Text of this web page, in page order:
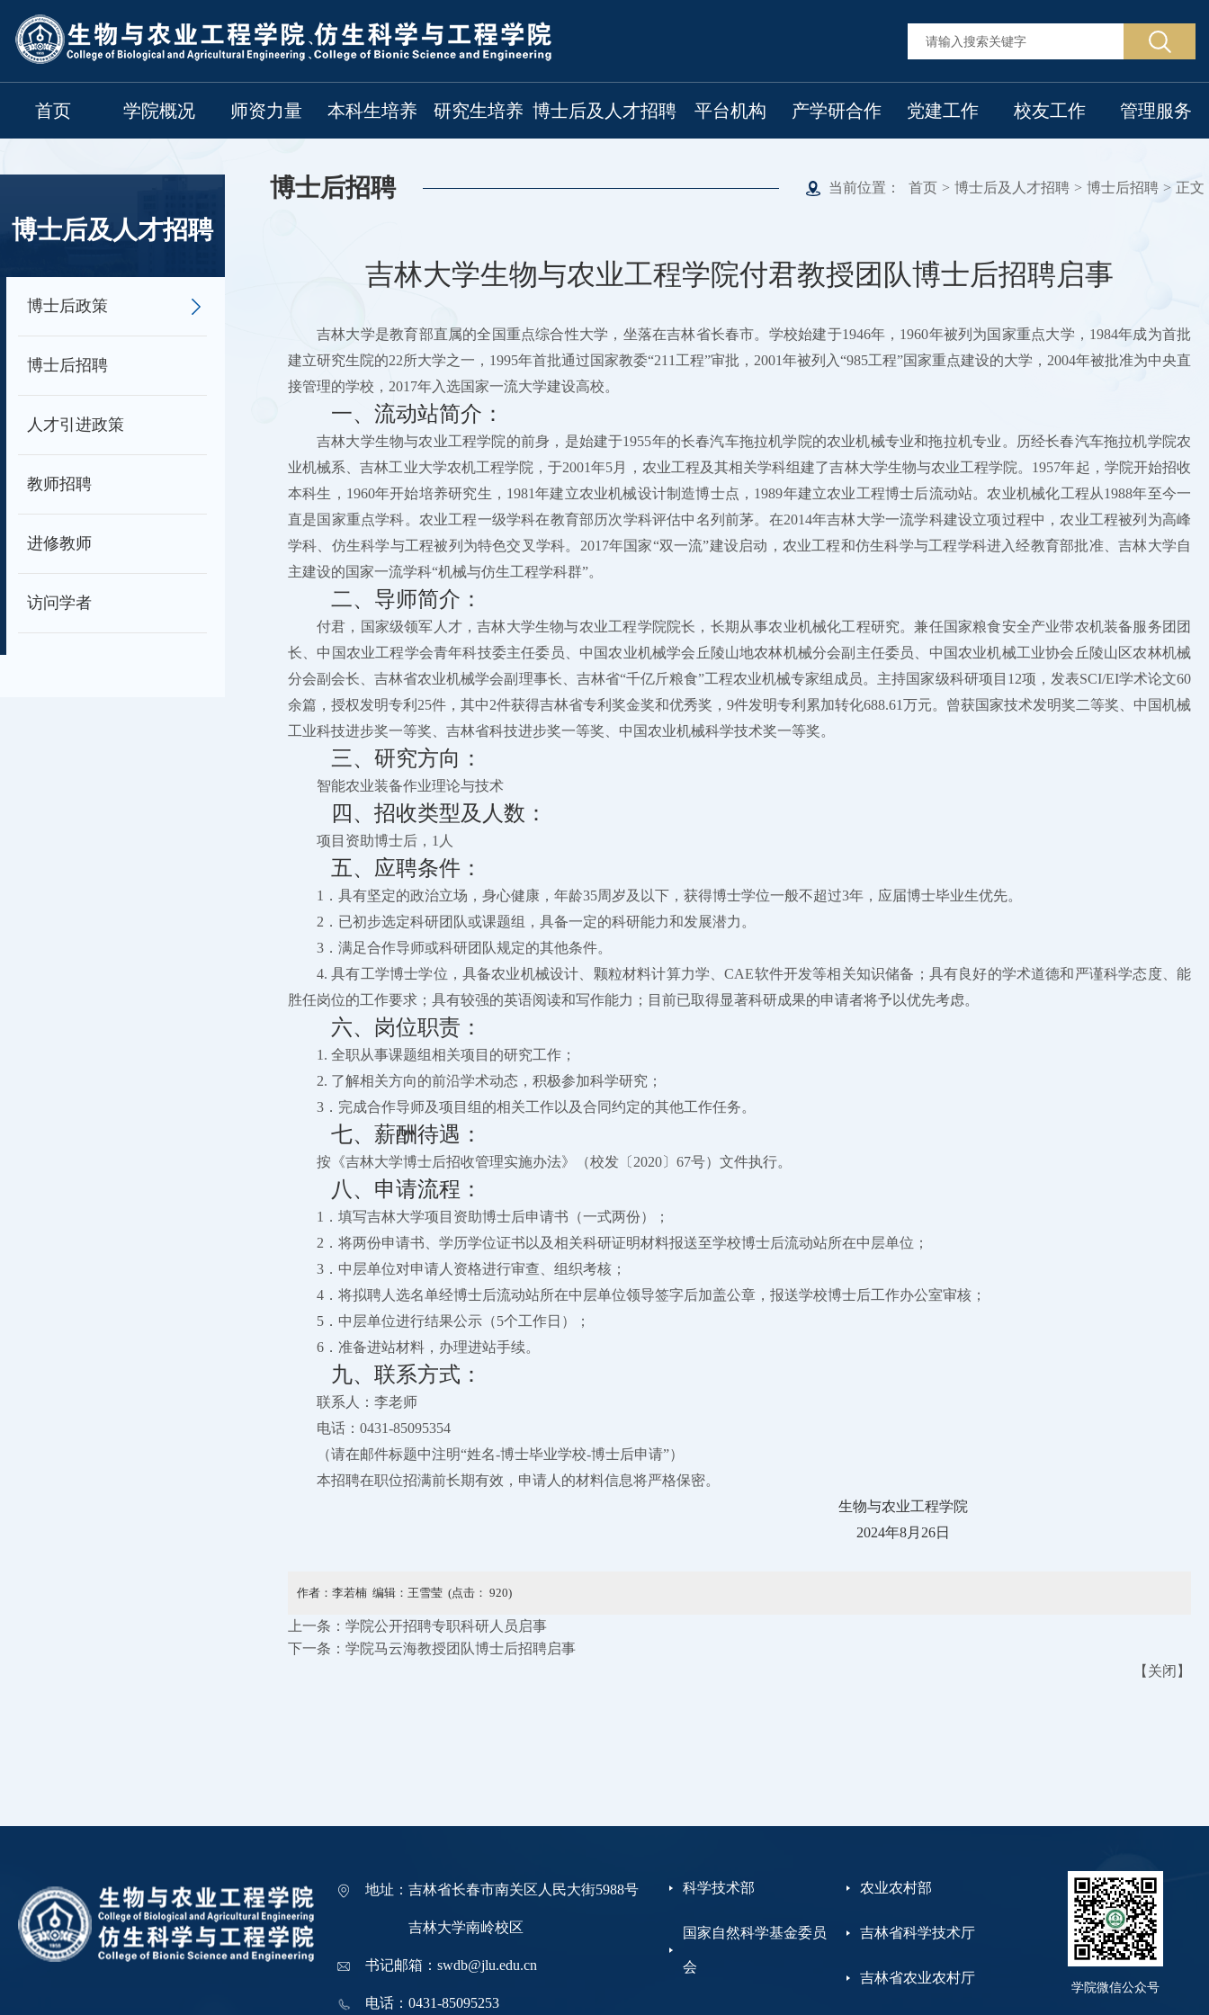
首页 学院概况 师资力量 本科生培养 研究生培养 博士后及人才招聘 平台机构 产学研合作 党建工作 校友工作 管理服务
博士后及人才招聘
博士后政策
博士后招聘
人才引进政策
教师招聘
进修教师
访问学者
博士后招聘 当前位置： 首页 > 博士后及人才招聘 > 博士后招聘 > 正文
吉林大学生物与农业工程学院付君教授团队博士后招聘启事
吉林大学是教育部直属的全国重点综合性大学，坐落在吉林省长春市。学校始建于1946年，1960年被列为国家重点大学，1984年成为首批
建立研究生院的22所大学之一，1995年首批通过国家教委“211工程”审批，2001年被列入“985工程”国家重点建设的大学，2004年被批准为中央直
接管理的学校，2017年入选国家一流大学建设高校。
一、流动站简介：
吉林大学生物与农业工程学院的前身，是始建于1955年的长春汽车拖拉机学院的农业机械专业和拖拉机专业。历经长春汽车拖拉机学院农
业机械系、吉林工业大学农机工程学院，于2001年5月，农业工程及其相关学科组建了吉林大学生物与农业工程学院。1957年起，学院开始招收
本科生，1960年开始培养研究生，1981年建立农业机械设计制造博士点，1989年建立农业工程博士后流动站。农业机械化工程从1988年至今一
直是国家重点学科。农业工程一级学科在教育部历次学科评估中名列前茅。在2014年吉林大学一流学科建设立项过程中，农业工程被列为高峰
学科、仿生科学与工程被列为特色交叉学科。2017年国家“双一流”建设启动，农业工程和仿生科学与工程学科进入经教育部批准、吉林大学自
主建设的国家一流学科“机械与仿生工程学科群”。
二、导师简介：
付君， 国家级领军人才 ，吉林大学生物与农业工程学院院长，长期从事农业机械化工程研究。兼任国家粮食安全产业带农机装备服务团团
长、中国农业工程学会青年科技委主任委员、中国农业机械学会丘陵山地农林机械分会副主任委员、中国农业机械工业协会丘陵山区农林机械
分会副会长、吉林省农业机械学会副理事长、吉林省“千亿斤粮食”工程农业机械专家组成员。主持国家级科研项目12项，发表SCI/EI学术论文60
余篇，授权发明专利25件，其中2件获得吉林省专利奖金奖和优秀奖，9件发明专利累加转化688.61万元。曾获国家技术发明奖二等奖、中国机械
工业科技进步奖一等奖、吉林省科技进步奖一等奖、中国农业机械科学技术奖一等奖。
三、研究方向：
智能农业装备作业理论与技术
四、招收类型及人数：
项目资助博士后，1人
五、应聘条件：
1．具有坚定的政治立场，身心健康，年龄35周岁及以下，获得博士学位一般不超过3年，应届博士毕业生优先。
2．已初步选定科研团队或课题组，具备一定的科研能力和发展潜力。
3．满足合作导师或科研团队规定的其他条件。
4. 具有工学博士学位，具备农业机械设计、颗粒材料计算力学、CAE软件开发等相关知识储备；具有良好的学术道德和严谨科学态度、能
胜任岗位的工作要求；具有较强的英语阅读和写作能力；目前已取得显著科研成果的申请者将予以优先考虑。
六、岗位职责：
1. 全职从事课题组相关项目的研究工作；
2. 了解相关方向的前沿学术动态，积极参加科学研究；
3．完成合作导师及项目组的相关工作以及合同约定的其他工作任务。
七、薪酬待遇：
按《吉林大学博士后招收管理实施办法》（校发〔2020〕67号）文件执行。
八、申请流程：
1．填写吉林大学项目资助博士后申请书（一式两份）；
2．将两份申请书、学历学位证书以及相关科研证明材料报送至学校博士后流动站所在中层单位；
3．中层单位对申请人资格进行审查、组织考核；
4．将拟聘人选名单经博士后流动站所在中层单位领导签字后加盖公章，报送学校博士后工作办公室审核；
5．中层单位进行结果公示（5个工作日）；
6．准备进站材料，办理进站手续。
九、联系方式：
联系人：李老师
电话：0431-85095354
（请在邮件标题中注明“姓名-博士毕业学校-博士后申请”）
本招聘在职位招满前长期有效，申请人的材料信息将严格保密。
生物与农业工程学院
2024年8月26日
作者：李若楠 编辑：王雪莹 (点击： 920)
上一条： 学院公开招聘专职科研人员启事
下一条： 学院马云海教授团队博士后招聘启事
【 关闭 】
地址：吉林省长春市南关区人民大街5988号
吉林大学南岭校区
书记邮箱：swdb@jlu.edu.cn
电话：0431-85095253
科学技术部 农业农村部
国家自然科学基金委员
会
吉林省科学技术厅
吉林省农业农村厅
学院微信公众号